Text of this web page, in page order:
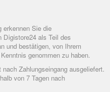
erkennen Sie die
Digistore24 als Teil des
und bestätigen, von Ihrem
genommen zu haben.
Zahlungseingang ausgeliefert.
von 7 Tagen nach